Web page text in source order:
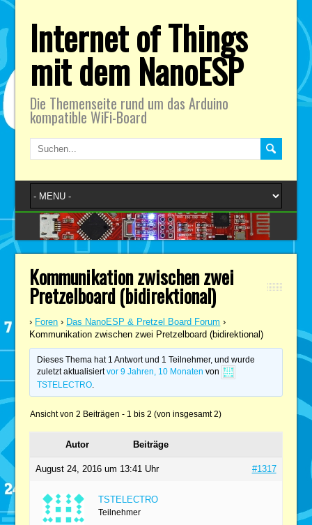
Internet of Things
mit dem NanoESP
Die Themenseite rund um das Arduino
kompatible WiFi-Board
Kommunikation zwischen zwei
Pretzelboard (bidirektional)
› Foren › Das NanoESP & Pretzel Board Forum ›
Kommunikation zwischen zwei Pretzelboard (bidirektional)
Dieses Thema hat 1 Antwort und 1 Teilnehmer, und wurde
zuletzt aktualisiertvor 9 Jahren, 10 Monaten von
TSTELECTRO.
Ansicht von 2 Beiträgen - 1 bis 2 (von insgesamt 2)
Autor Beiträge
August 24, 2016 um 13:41 Uhr #1317
TSTELECTRO
Teilnehmer